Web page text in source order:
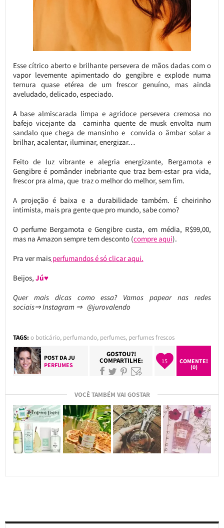
Esse cítrico aberto e brilhante persevera de mãos dadas com o
vapor levemente apimentado do gengibre e explode numa
ternura quase etérea de um frescor genuíno, mas ainda
aveludado, delicado, especiado.
A base almiscarada limpa e agridoce persevera cremosa no
bafejo vicejante da caminha quente de musk envolta num
sandalo que chega de mansinho e convida o âmbar solar a
brilhar, acalentar, iluminar, energizar…
Feito de luz vibrante e alegria energizante, Bergamota e
Gengibre é pomânder inebriante que traz bem-estar pra vida,
frescor pra alma, que traz o melhor do melhor, sem fim.
A projeção é baixa e a durabilidade também. É cheirinho
intimista, mais pra gente que pro mundo, sabe como?
O perfume Bergamota e Gengibre custa, em média, R$99,00,
mas na Amazon sempre tem desconto (compre aqui).
Pra ver maisperfumandos é só clicar aqui.
Beijos, Jú♥
Quer mais dicas como essa? Vamos papear nas redes
sociais⇒ Instagram ⇒ @jurovalendo
TAGS: o boticário, perfumando, perfumes, perfumes frescos
POST DAJU
PERFUMES
GOSTOU?!
COMPARTILHE: 15
COMENTE!
(0)
VOCÊ TAMBÉM VAI GOSTAR